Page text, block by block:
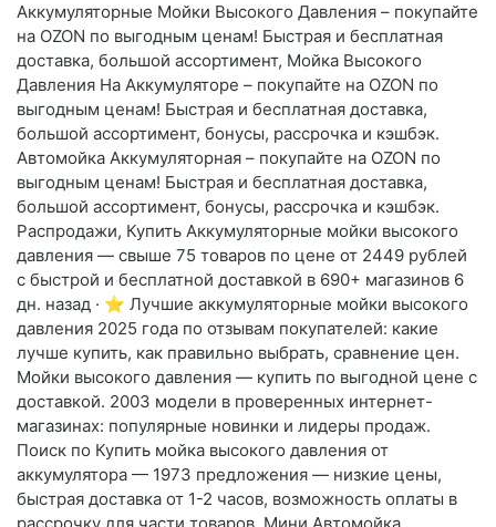
Аккумуляторные Мойки Высокого Давления – покупайте
на OZON по выгодным ценам! Быстрая и бесплатная
доставка, большой ассортимент, Мойка Высокого
Давления На Аккумуляторе – покупайте на OZON по
выгодным ценам! Быстрая и бесплатная доставка,
большой ассортимент, бонусы, рассрочка и кэшбэк.
Автомойка Аккумуляторная – покупайте на OZON по
выгодным ценам! Быстрая и бесплатная доставка,
большой ассортимент, бонусы, рассрочка и кэшбэк.
Распродажи, Купить Аккумуляторные мойки высокого
давления — свыше 75 товаров по цене от 2449 рублей
с быстрой и бесплатной доставкой в 690+ магазинов 6
дн. назад · ⭐ Лучшие аккумуляторные мойки высокого
давления 2025 года по отзывам покупателей: какие
лучше купить, как правильно выбрать, сравнение цен.
Мойки высокого давления — купить по выгодной цене с
доставкой. 2003 модели в проверенных интернет-
магазинах: популярные новинки и лидеры продаж.
Поиск по Купить мойка высокого давления от
аккумулятора — 1973 предложения — низкие цены,
быстрая доставка от 1-2 часов, возможность оплаты в